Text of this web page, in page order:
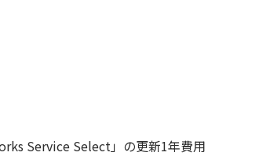
Service Select」の更新1年費用